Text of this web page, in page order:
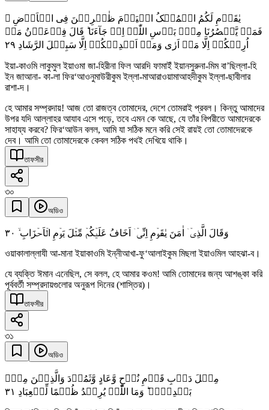
یٰقَوۡمِ لَکُمُ الۡمُلۡکُ الۡیَوۡمَ ظٰہِرِیۡنَ فِی الۡاَرۡضِ ۫
فَمَنۡ یَّنۡصُرُنَا مِنۡۢ بَاۡسِ اللّٰہِ اِنۡ جَآءَنَا ؕ قَالَ فِرۡعَوۡنُ مَاۤ
اُرِیۡکُمۡ اِلَّا مَاۤ اَرٰی وَمَاۤ اَہۡدِیۡکُمۡ اِلَّا سَبِیۡلَ الرَّشَادِ ٢٩
ইয়া-কাওমি লাকুমুল ইয়াওমা জা-হিরীনা ফিল আরদি ফামাইঁ ইয়ানসুরুনা-মিম বা’ছিল্লা-হি
ইন জাআনা- কা-লা ফির‘আওনুমাউরীকুম ইল্লা-মাআরাওয়ামাআহদীকুম ইল্লা-ছাবীলার
রাশা-দ।
হে আমার সম্প্রদায়! আজ তো রাজত্ব তোমাদের, দেশে তোমরাই প্রবল। কিন্তু আমাদের
উপর যদি আল্লাহর আযাব এসে পড়ে, তবে এমন কে আছে, যে তাঁর বিপরীতে আমাদেরকে
সাহায্য করবে? ফির‘আউন বলল, আমি যা সঠিক মনে করি সেই রায়ই তো তোমাদেরকে
দেব। আমি তো তোমাদেরকে কেবল সঠিক পথই দেখিয়ে থাকি।
তাফসীর
৩০
অডিও
وَقَالَ الَّذِیۡۤ اٰمَنَ یٰقَوۡمِ اِنِّیۡۤ اَخَافُ عَلَیۡکُمۡ مِّثۡلَ یَوۡمِ الۡاَحۡزَابِ ۙ ٣۰
ওয়াকালাল্লাযী আ-মানা ইয়াকাওমি ইন্নীআখা-ফু‘আলাইকুম মিছলা ইয়াওমিল আহঝা-ব।
যে ব্যক্তি ঈমান এনেছিল, সে বলল, হে আমার কওম! আমি তোমাদের জন্য আশঙ্কা করি
পূর্ববর্তী সম্প্রদায়গুলোর অনুরূপ দিনের (শাস্তির)।
তাফসীর
৩১
অডিও
مِثۡلَ دَاۡبِ قَوۡمِ نُوۡحٍ وَّعَادٍ وَّثَمُوۡدَ وَالَّذِیۡنَ مِنۡۢ
بَعۡدِہِمۡ ؕ وَمَا اللّٰہُ یُرِیۡدُ ظُلۡمًا لِّلۡعِبَادِ ٣١